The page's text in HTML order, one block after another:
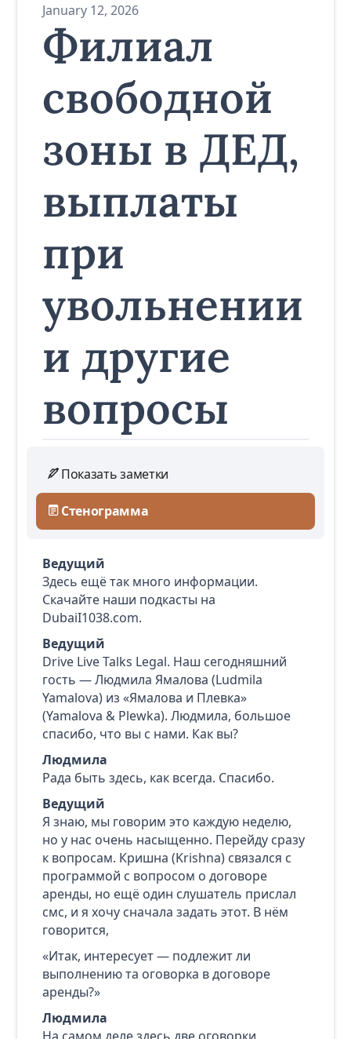
January 12, 2026
Филиал
свободной
зоны в ДЕД,
выплаты
при
увольнении
и другие
вопросы
Показать заметки
Стенограмма
Ведущий
Здесь ещё так много информации.
Скачайте наши подкасты на
DubaiI1038.com.
Ведущий
Drive Live Talks Legal. Наш сегодняшний
гость — Людмила Ямалова (Ludmila
Yamalova) из «Ямалова и Плевка»
(Yamalova & Plewka). Людмила, большое
спасибо, что вы с нами. Как вы?
Людмила
Рада быть здесь, как всегда. Спасибо.
Ведущий
Я знаю, мы говорим это каждую неделю,
но у нас очень насыщенно. Перейду сразу
к вопросам. Кришна (Krishna) связался с
программой с вопросом о договоре
аренды, но ещё один слушатель прислал
смс, и я хочу сначала задать этот. В нём
говорится,
«Итак, интересует — подлежит ли
выполнению та оговорка в договоре
аренды?»
Людмила